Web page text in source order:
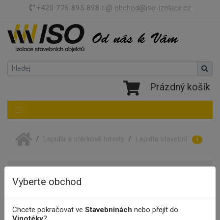
Vyberte obchod
Chcete pokračovat ve Stavebninách nebo přejít do
+420 776 895 898 | @ obchod@iso-izolace.cz
Prázdný košík
Toggle navigation
Lepidla a stěrkové hmoty Lepidla stavební 1
Lepidla flexibilní
Lepidla flexibilní rychletuhnoucí
Lepidlo sádrové